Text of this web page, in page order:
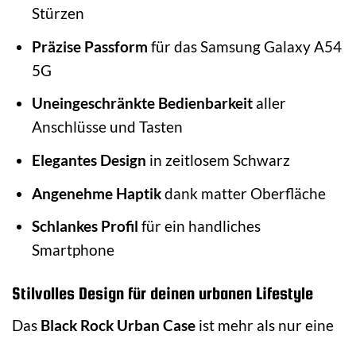
Stürzen
Präzise Passform für das Samsung Galaxy A54
5G
Uneingeschränkte Bedienbarkeitaller
Anschlüsse und Tasten
Elegantes Design in zeitlosem Schwarz
Angenehme Haptikdank matter Oberfläche
Schlankes Profil für ein handliches
Smartphone
Stilvolles Design für deinen urbanen Lifestyle
Das Black Rock Urban Case ist mehr als nur eine